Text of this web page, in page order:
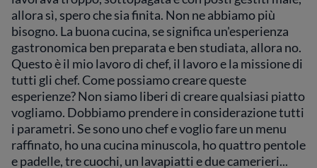
allora sì, spero che sia finita. Non ne abbiamo più
bisogno. La buona cucina, se significa un'esperienza
gastronomica ben preparata e ben studiata, allora no.
Questo è il mio lavoro di chef, il lavoro e la missione di
tutti gli chef. Come possiamo creare queste
esperienze? Non siamo liberi di creare qualsiasi piatto
vogliamo. Dobbiamo prendere in considerazione tutti
i parametri. Se sono uno chef e voglio fare un menu
raffinato, ho una cucina minuscola, ho quattro pentole
e padelle, tre cuochi, un lavapiatti e due camerieri...